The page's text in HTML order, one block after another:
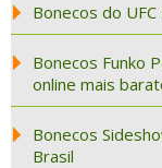
Bonecos do
Bonecos Funko
online mais
Bonecos
Brasil